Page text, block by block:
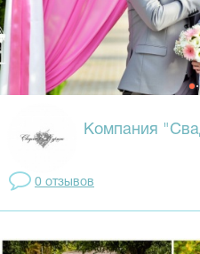
Компания
0 отзывов